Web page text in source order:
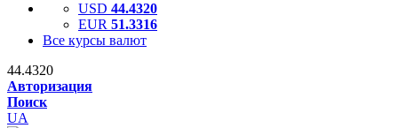
USD 44.4320
EUR 51.3316
Все курсы валют
44.4320
Авторизация
Поиск
UA